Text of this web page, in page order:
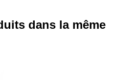
dans la même